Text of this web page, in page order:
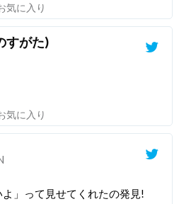
気に入り
すがた)
気に入り
」って見せてくれたの発見!